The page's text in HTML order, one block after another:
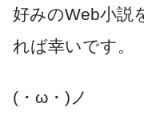
好みのWeb小説
れば幸いです。
(・ω・)ノ